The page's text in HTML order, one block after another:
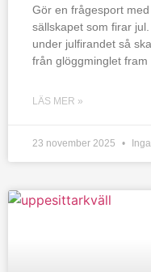
Gör en frågesport
sällskapet som firar
under julfirandet så
från glöggminglet fram
LÄS MER »
23 november 2025